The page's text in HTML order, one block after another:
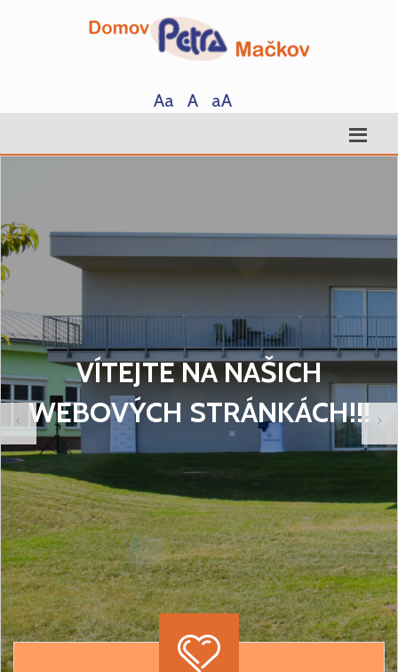
Aa A aA
VÍTEJTE NA NAŠICH
WEBOVÝCH STRÁNKÁCH!!!